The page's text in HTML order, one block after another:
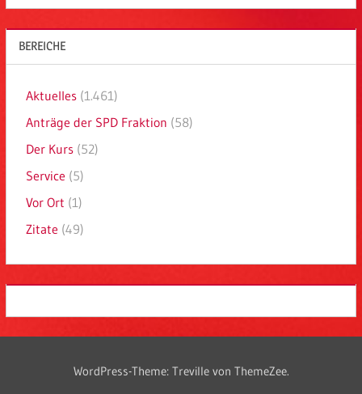
BEREICHE
Aktuelles(1.461)
Anträge der SPD Fraktion (58)
Der Kurs(52)
Service (5)
Vor Ort (1)
Zitate (49)
WordPress-Theme: Treville von ThemeZee.